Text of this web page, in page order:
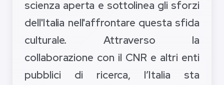
scienza aperta e sottolinea gli sforzi
dell'Italia nell'affrontare questa sfida
culturale. Attraverso la
collaborazione con il CNR e altri enti
pubblici di ricerca, l’Italia sta